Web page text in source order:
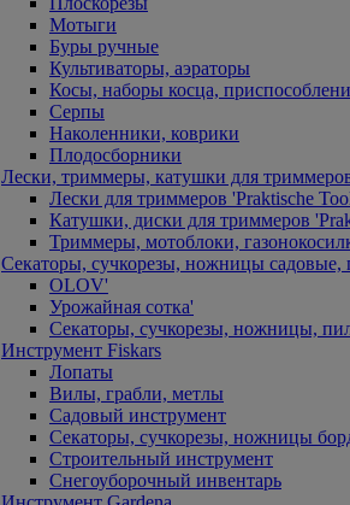
Мотыги
Буры ручные
Культиваторы, аэраторы
Косы, наборы косца,
Серпы
Наколенники, коврики
Плодосборники
Лески, триммеры, катушки для
Лески для триммеров 'Praktische
Катушки, диски для триммеров
Триммеры, мотоблоки,
Секаторы, сучкорезы, ножницы садовые,
OLOV'
Урожайная сотка'
Секаторы, сучкорезы, ножницы,
Инструмент Fiskars
Лопаты
Вилы, грабли, метлы
Садовый инструмент
Секаторы, сучкорезы, ножницы
Строительный инструмент
Снегоуборочный инвентарь